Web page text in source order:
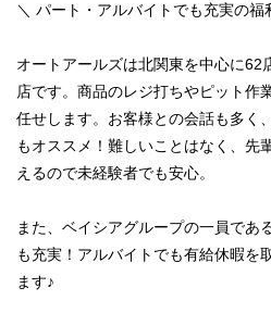
＼ パート・アルバイトでも充実の福
オートアールズは北関東を中心に62
店です。商品のレジ打ちやピット作
任せします。お客様との会話も多く
もオススメ！難しいことはなく、先
えるので未経験者でも安心。
また、ベイシアグループの一員であ
も充実！アルバイトでも有給休暇を
ます♪